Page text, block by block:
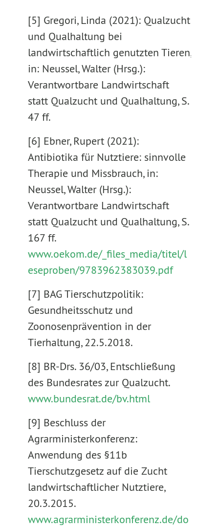
[5] Gregori, Linda (2021): Qualzucht
und Qualhaltung bei
landwirtschaftlich genutzten Tieren,
in: Neussel, Walter (Hrsg.):
Verantwortbare Landwirtschaft
statt Qualzucht und Qualhaltung, S.
47 ff.
[6] Ebner, Rupert (2021):
Antibiotika für Nutztiere: sinnvolle
Therapie und Missbrauch, in:
Neussel, Walter (Hrsg.):
Verantwortbare Landwirtschaft
statt Qualzucht und Qualhaltung, S.
167 ff.
www.oekom.de/_files_media/titel/l
eseproben/9783962383039.pdf
[7] BAG Tierschutzpolitik:
Gesundheitsschutz und
Zoonosenprävention in der
Tierhaltung, 22.5.2018.
[8] BR-Drs. 36/03, Entschließung
des Bundesrates zur Qualzucht.
www.bundesrat.de/bv.html
[9] Beschluss der
Agrarministerkonferenz:
Anwendung des §11b
Tierschutzgesetz auf die Zucht
landwirtschaftlicher Nutztiere,
20.3.2015.
www.agrarministerkonferenz.de/do